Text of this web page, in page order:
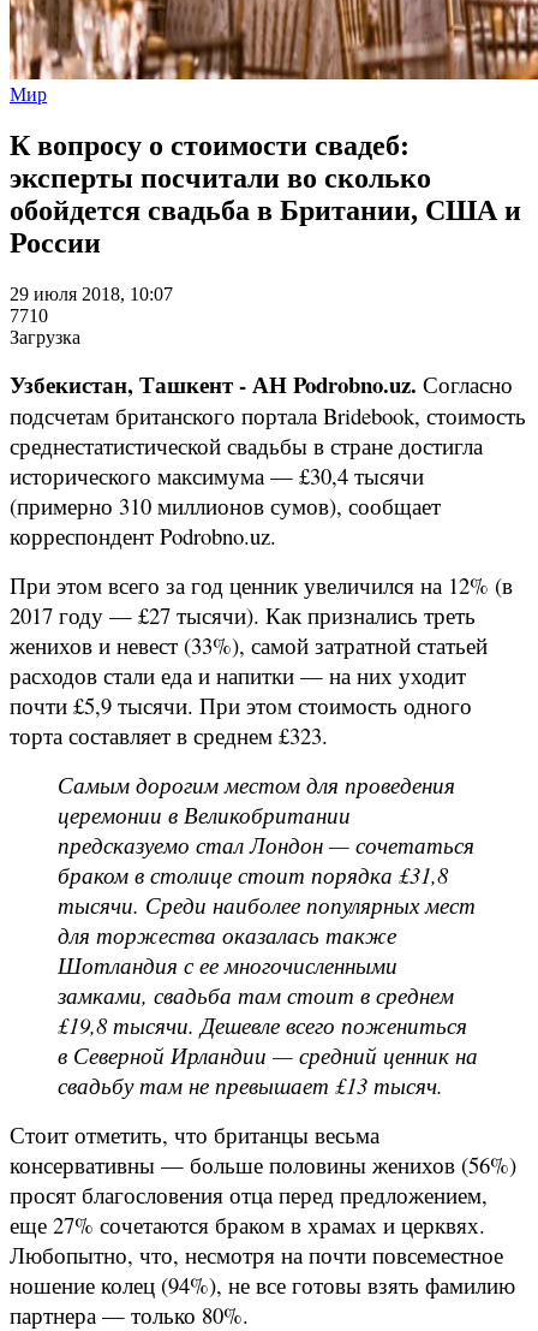
Мир
К вопросу о стоимости свадеб:
эксперты посчитали во сколько
обойдется свадьба в Британии, США и
России
29 июля 2018, 10:07
7710
Загрузка
Узбекистан, Ташкент - АН Podrobno.uz. Согласно
подсчетам британского портала Bridebook, стоимость
среднестатистической свадьбы в стране достигла
исторического максимума — £30,4 тысячи
(примерно 310 миллионов сумов), сообщает
корреспондент Podrobno.uz.
При этом всего за год ценник увеличился на 12% (в
2017 году — £27 тысячи). Как признались треть
женихов и невест (33%), самой затратной статьей
расходов стали еда и напитки — на них уходит
почти £5,9 тысячи. При этом стоимость одного
торта составляет в среднем £323.
Самым дорогим местом для проведения
церемонии в Великобритании
предсказуемо стал Лондон — сочетаться
браком в столице стоит порядка £31,8
тысячи. Среди наиболее популярных мест
для торжества оказалась также
Шотландия с ее многочисленными
замками, свадьба там стоит в среднем
£19,8 тысячи. Дешевле всего пожениться
в Северной Ирландии — средний ценник на
свадьбу там не превышает £13 тысяч.
Стоит отметить, что британцы весьма
консервативны — больше половины женихов (56%)
просят благословения отца перед предложением,
еще 27% сочетаются браком в храмах и церквях.
Любопытно, что, несмотря на почти повсеместное
ношение колец (94%), не все готовы взять фамилию
партнера — только 80%.